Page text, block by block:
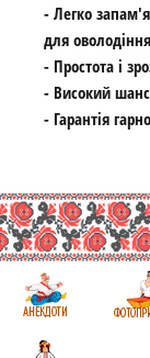
- Легко
для
- Простота і
- Високий
- Гарантія